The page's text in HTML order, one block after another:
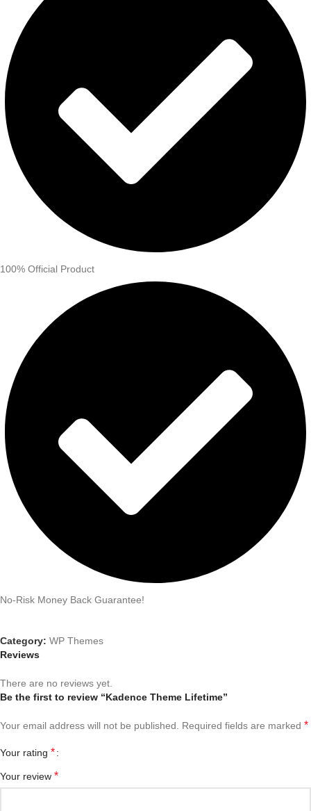
100% Official Product
No-Risk Money Back Guarantee!
Category: WP Themes
Reviews
There are no reviews yet.
Be the first to review “Kadence Theme Lifetime”
Your email address will not be published. Required fields are marked *
Your rating *
Your review *